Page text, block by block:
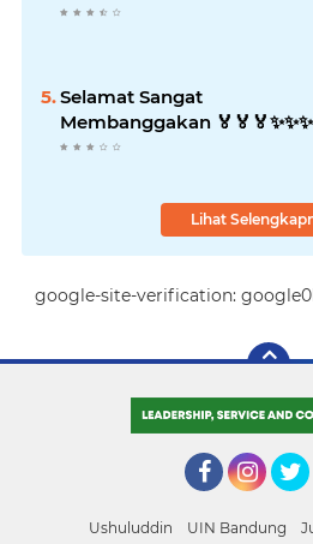
Selamat Sangat
Membanggakan 🏅🏅🏅✨️✨️✨️
Lihat
google-site-verification:
Ushuluddin UIN Bandung